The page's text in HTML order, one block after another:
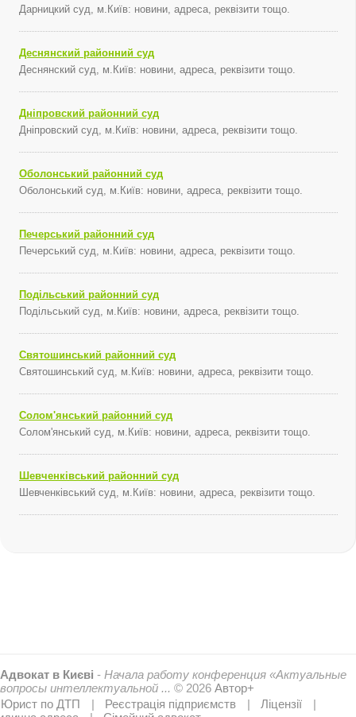
Дарницкий суд, м.Київ: новини, адреса, реквізити тощо.
Деснянский районний суд
Деснянский суд, м.Київ: новини, адреса, реквізити тощо.
Дніпровский районний суд
Дніпровский суд, м.Київ: новини, адреса, реквізити тощо.
Оболонський районний суд
Оболонський суд, м.Київ: новини, адреса, реквізити тощо.
Печерський районний суд
Печерський суд, м.Київ: новини, адреса, реквізити тощо.
Подільський районний суд
Подільський суд, м.Київ: новини, адреса, реквізити тощо.
Святошинський районний суд
Святошинський суд, м.Київ: новини, адреса, реквізити тощо.
Солом'янський районний суд
Солом'янський суд, м.Київ: новини, адреса, реквізити тощо.
Шевченківський районний суд
Шевченківський суд, м.Київ: новини, адреса, реквізити тощо.
Адвокат в Києві - Начала работу конференция «Актуальные
вопросы интеллектуальной ... © 2026 Автор+
Юрист по ДТП
Реєстрація підприємств
Ліцензії